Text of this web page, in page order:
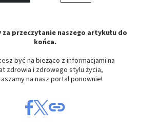
za przeczytanie naszego artykułu do
końca.
być na bieżąco z informacjami na
zdrowia i zdrowego stylu życia,
na nasz portal ponownie!